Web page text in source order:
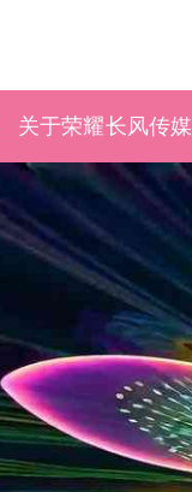
关于荣耀长风传媒